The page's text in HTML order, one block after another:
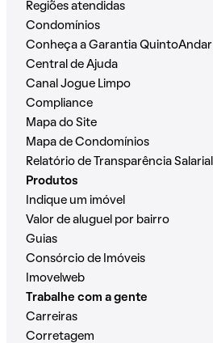
Regiões atendidas
Condomínios
Conheça a Garantia QuintoAndar
Central de Ajuda
Canal Jogue Limpo
Compliance
Mapa do Site
Mapa de Condomínios
Relatório de Transparência Salarial
Produtos
Indique um imóvel
Valor de aluguel por bairro
Guias
Consórcio de Imóveis
Imovelweb
Trabalhe com a gente
Carreiras
Corretagem